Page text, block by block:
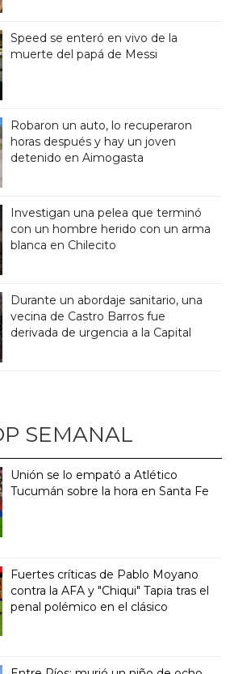
Speed se enteró en vivo de la
muerte del papá de Messi
Robaron un auto, lo recuperaron
horas después y hay un joven
detenido en Aimogasta
Investigan una pelea que terminó
con un hombre herido con un arma
blanca en Chilecito
Durante un abordaje sanitario, una
vecina de Castro Barros fue
derivada de urgencia a la Capital
SEMANAL
Unión se lo empató a Atlético
Tucumán sobre la hora en Santa Fe
Fuertes críticas de Pablo Moyano
contra la AFA y "Chiqui" Tapia tras el
penal polémico en el clásico